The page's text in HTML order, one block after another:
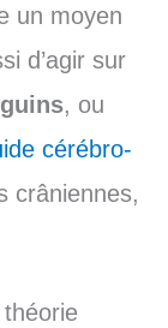
un moyen
d’agir sur
, ou
cérébro-
crâniennes,